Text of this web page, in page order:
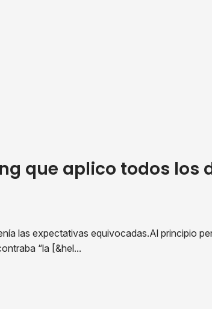
que aplico todos los
las expectativas equivocadas.Al principio
“la [&hel...